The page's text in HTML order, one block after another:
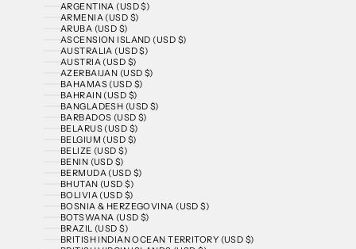
ARGENTINA (USD $)
ARMENIA (USD $)
ARUBA (USD $)
ASCENSION ISLAND (USD $)
AUSTRALIA (USD $)
AUSTRIA (USD $)
AZERBAIJAN (USD $)
BAHAMAS (USD $)
BAHRAIN (USD $)
BANGLADESH (USD $)
BARBADOS (USD $)
BELARUS (USD $)
BELGIUM (USD $)
BELIZE (USD $)
BENIN (USD $)
BERMUDA (USD $)
BHUTAN (USD $)
BOLIVIA (USD $)
BOSNIA & HERZEGOVINA (USD $)
BOTSWANA (USD $)
BRAZIL (USD $)
BRITISH INDIAN OCEAN TERRITORY (USD $)